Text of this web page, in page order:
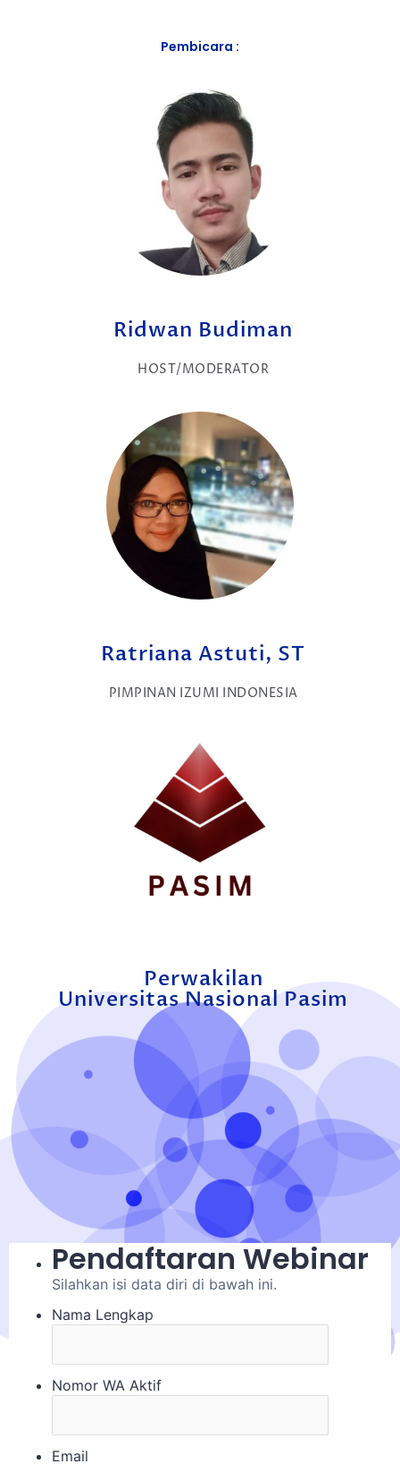
Pembicara :
Ridwan Budiman
HOST/MODERATOR
Ratriana Astuti, ST
PIMPINAN IZUMI INDONESIA
Perwakilan
Universitas Nasional Pasim
Pendaftaran Webinar
Silahkan isi data diri di bawah ini.
Nama Lengkap
Nomor WA Aktif
Email